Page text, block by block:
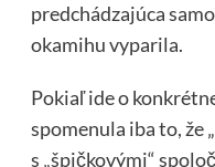
predchádzajúca
okamihu vyparila.
Pokiaľ ide o
spomenula iba to, že
s „špičkovými“